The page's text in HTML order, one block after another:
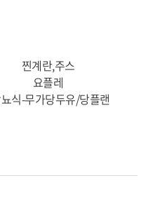
찐계란,주스
요플레
식-무가당두유/당플랜